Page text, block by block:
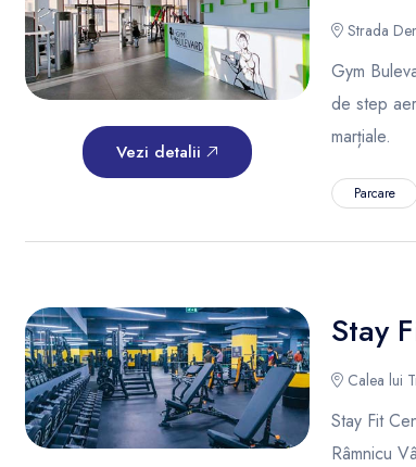
Vezi detalii
Strada
Gym
de step
marțiale.
Parcare
Stay
Calea lui
Stay Fit
Râmnicu